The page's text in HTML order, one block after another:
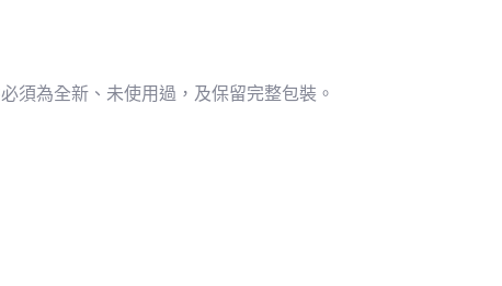
須為全新、未使用過，及保留完整包裝。